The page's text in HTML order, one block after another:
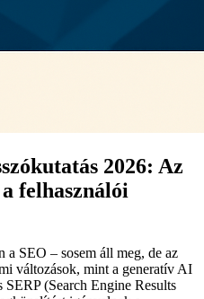
2026: Az
felhasználói
a SEO – sosem áll meg, de az
változások, mint a generatív AI
SERP (Search Engine Results